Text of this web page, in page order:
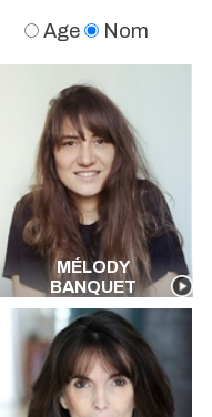
Age Nom
MÉLODY
BANQUET